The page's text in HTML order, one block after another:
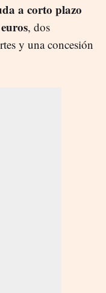
a corto plazo
, dos
y una concesión